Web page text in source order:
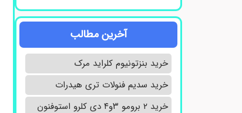
آخرین مطالب
خرید بنزتونیوم کلراید مرک
خرید سدیم فنولات تری هیدرات
خرید ۲ برومو ۳و۴ دی‌ کلرو استوفنون